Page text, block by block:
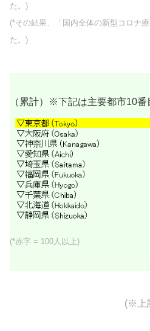
た。)
(*その結果、「国内全体の新型コロナ
た。)
（累計）※下記は主要都市10番
(*赤字 = 100人以上)
(※上